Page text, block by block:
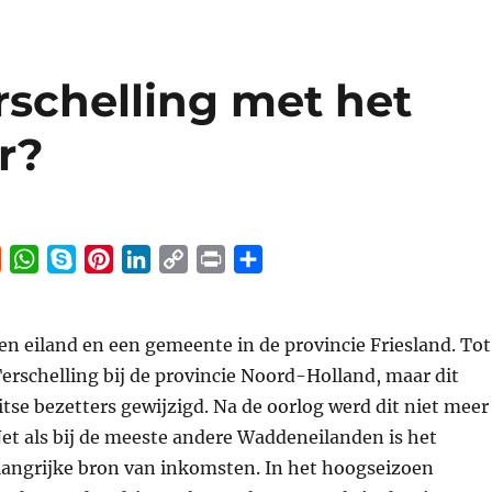
met het
d
i
t
W
t
s
A
p
p
p
e
t
e
r
e
s
k
e
d
I
n
y
L
i
n
k
n
t
r
e
eiland en een gemeente in de provincie Friesland. Tot
bij de provincie Noord-Holland, maar dit
bezetters gewijzigd. Na de oorlog werd dit niet meer
als bij de meeste andere Waddeneilanden is het
bron van inkomsten. In het hoogseizoen